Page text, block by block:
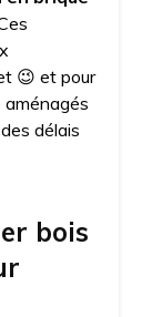
😉 et pour
aménagés
délais
bois